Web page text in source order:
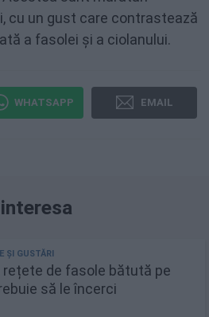
cu un gust care contrastează
a fasolei și a ciolanului.
WHATSAPP EMAIL
rețete de fasole bătută pe
să le încerci